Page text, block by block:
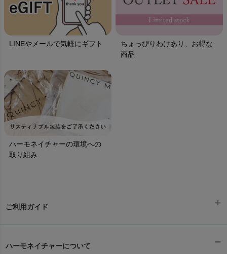
LINEやメールで気軽にギフト
ちょっぴりわけあり、お得な
商品
ハーモネイチャーの環境への
取り組み
ご利用ガイド
ハーモネイチャーについて